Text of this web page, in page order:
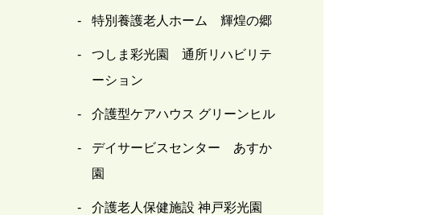
特別養護老人ホーム 輝煌の郷
つしま彩光園 通所リハビリテ
ーション
介護型ケアハウス グリーンヒル
デイサービスセンター あすか
園
介護老人保健施設 神戸彩光園